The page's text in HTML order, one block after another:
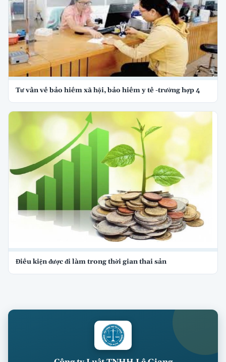
Tư vấn về bảo hiểm xã hội, bảo hiểm y tế -trường hợp 4
Điều kiện được đi làm trong thời gian thai sản